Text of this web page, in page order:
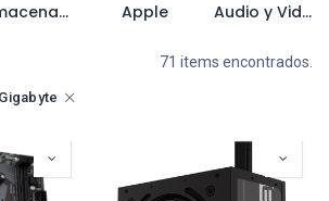
Almacenamiento Apple Audio y Video
71 items encontrados.
Gigabyte